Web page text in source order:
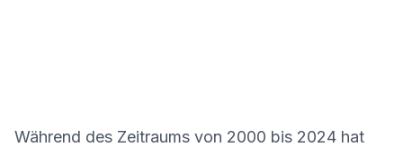
Während des Zeitraums von 2000 bis 2024 hat